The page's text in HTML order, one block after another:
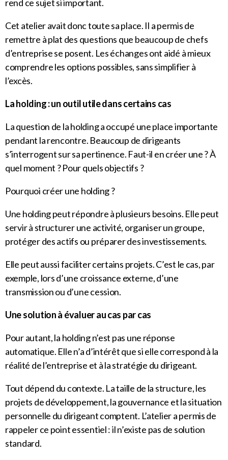
rend ce sujet si important.
Cet atelier avait donc toute sa place. Il a permis de
remettre à plat des questions que beaucoup de chefs
d’entreprise se posent. Les échanges ont aidé à mieux
comprendre les options possibles, sans simplifier à
l’excès.
La holding : un outil utile dans certains cas
La question de la holding a occupé une place importante
pendant la rencontre. Beaucoup de dirigeants
s’interrogent sur sa pertinence. Faut-il en créer une ? À
quel moment ? Pour quels objectifs ?
Pourquoi créer une holding ?
Une holding peut répondre à plusieurs besoins. Elle peut
servir à structurer une activité, organiser un groupe,
protéger des actifs ou préparer des investissements.
Elle peut aussi faciliter certains projets. C’est le cas, par
exemple, lors d’une croissance externe, d’une
transmission ou d’une cession.
Une solution à évaluer au cas par cas
Pour autant, la holding n’est pas une réponse
automatique. Elle n’a d’intérêt que si elle correspond à la
réalité de l’entreprise et à la stratégie du dirigeant.
Tout dépend du contexte. La taille de la structure, les
projets de développement, la gouvernance et la situation
personnelle du dirigeant comptent. L’atelier a permis de
rappeler ce point essentiel : il n’existe pas de solution
standard.